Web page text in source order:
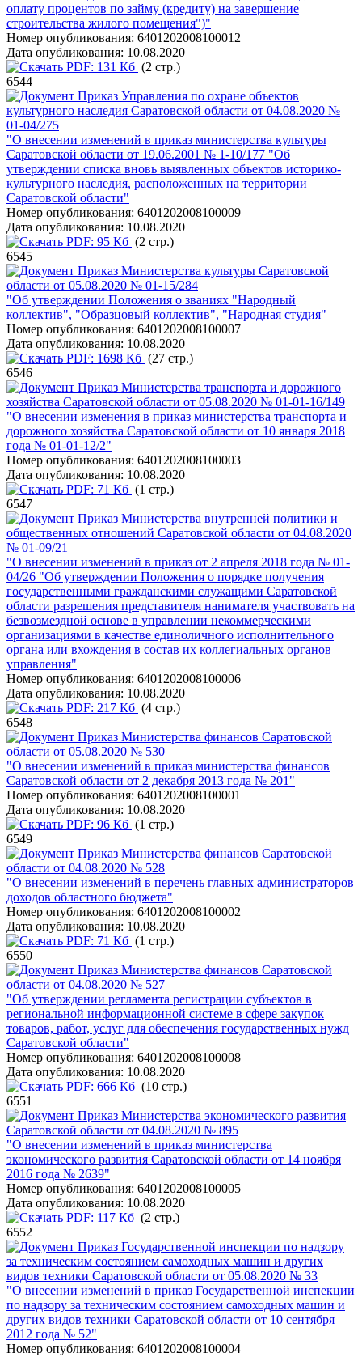
оплату процентов по займу (кредиту) на завершение
строительства жилого помещения")"
Номер опубликования: 6401202008100012
Дата опубликования: 10.08.2020
PDF: 131 Кб (2 стр.)
6544
Приказ Управления по охране объектов
культурного наследия Саратовской области от 04.08.2020 №
01-04/275
"О внесении изменений в приказ министерства культуры
Саратовской области от 19.06.2001 № 1-10/177 "Об
утверждении списка вновь выявленных объектов историко-
культурного наследия, расположенных на территории
Саратовской области"
Номер опубликования: 6401202008100009
Дата опубликования: 10.08.2020
PDF: 95 Кб (2 стр.)
6545
Приказ Министерства культуры Саратовской
области от 05.08.2020 № 01-15/284
"Об утверждении Положения о званиях "Народный
коллектив", "Образцовый коллектив", "Народная студия"
Номер опубликования: 6401202008100007
Дата опубликования: 10.08.2020
PDF: 1698 Кб (27 стр.)
6546
Приказ Министерства транспорта и дорожного
хозяйства Саратовской области от 05.08.2020 № 01-01-16/149
"О внесении изменения в приказ министерства транспорта и
дорожного хозяйства Саратовской области от 10 января 2018
года № 01-01-12/2"
Номер опубликования: 6401202008100003
Дата опубликования: 10.08.2020
PDF: 71 Кб (1 стр.)
6547
Приказ Министерства внутренней политики и
общественных отношений Саратовской области от 04.08.2020
№ 01-09/21
"О внесении изменений в приказ от 2 апреля 2018 года № 01-
04/26 "Об утверждении Положения о порядке получения
государственными гражданскими служащими Саратовской
области разрешения представителя нанимателя участвовать на
безвозмездной основе в управлении некоммерческими
организациями в качестве единоличного исполнительного
органа или вхождения в состав их коллегиальных органов
управления"
Номер опубликования: 6401202008100006
Дата опубликования: 10.08.2020
PDF: 217 Кб (4 стр.)
6548
Приказ Министерства финансов Саратовской
области от 05.08.2020 № 530
"О внесении изменений в приказ министерства финансов
Саратовской области от 2 декабря 2013 года № 201"
Номер опубликования: 6401202008100001
Дата опубликования: 10.08.2020
PDF: 96 Кб (1 стр.)
6549
Приказ Министерства финансов Саратовской
области от 04.08.2020 № 528
"О внесении изменений в перечень главных администраторов
доходов областного бюджета"
Номер опубликования: 6401202008100002
Дата опубликования: 10.08.2020
PDF: 71 Кб (1 стр.)
6550
Приказ Министерства финансов Саратовской
области от 04.08.2020 № 527
"Об утверждении регламента регистрации субъектов в
региональной информационной системе в сфере закупок
товаров, работ, услуг для обеспечения государственных нужд
Саратовской области"
Номер опубликования: 6401202008100008
Дата опубликования: 10.08.2020
PDF: 666 Кб (10 стр.)
6551
Приказ Министерства экономического развития
Саратовской области от 04.08.2020 № 895
"О внесении изменений в приказ министерства
экономического развития Саратовской области от 14 ноября
2016 года № 2639"
Номер опубликования: 6401202008100005
Дата опубликования: 10.08.2020
PDF: 117 Кб (2 стр.)
6552
Приказ Государственной инспекции по надзору
за техническим состоянием самоходных машин и других
видов техники Саратовской области от 05.08.2020 № 33
"О внесении изменений в приказ Государственной инспекции
по надзору за техническим состоянием самоходных машин и
других видов техники Саратовской области от 10 сентября
2012 года № 52"
Номер опубликования: 6401202008100004